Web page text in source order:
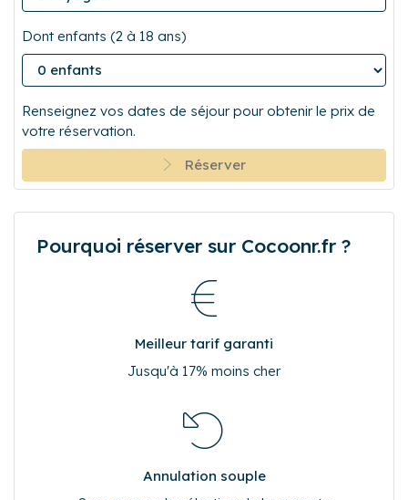
Dont enfants (2 à 18 ans)
Renseignez vos dates de séjour pour obtenir le prix de
Pourquoi réserver sur Cocoonr.fr ?
Meilleur tarif garanti
Jusqu'à 17% moins cher